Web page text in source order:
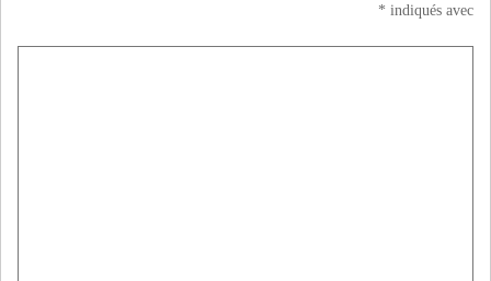
indiqués avec
*